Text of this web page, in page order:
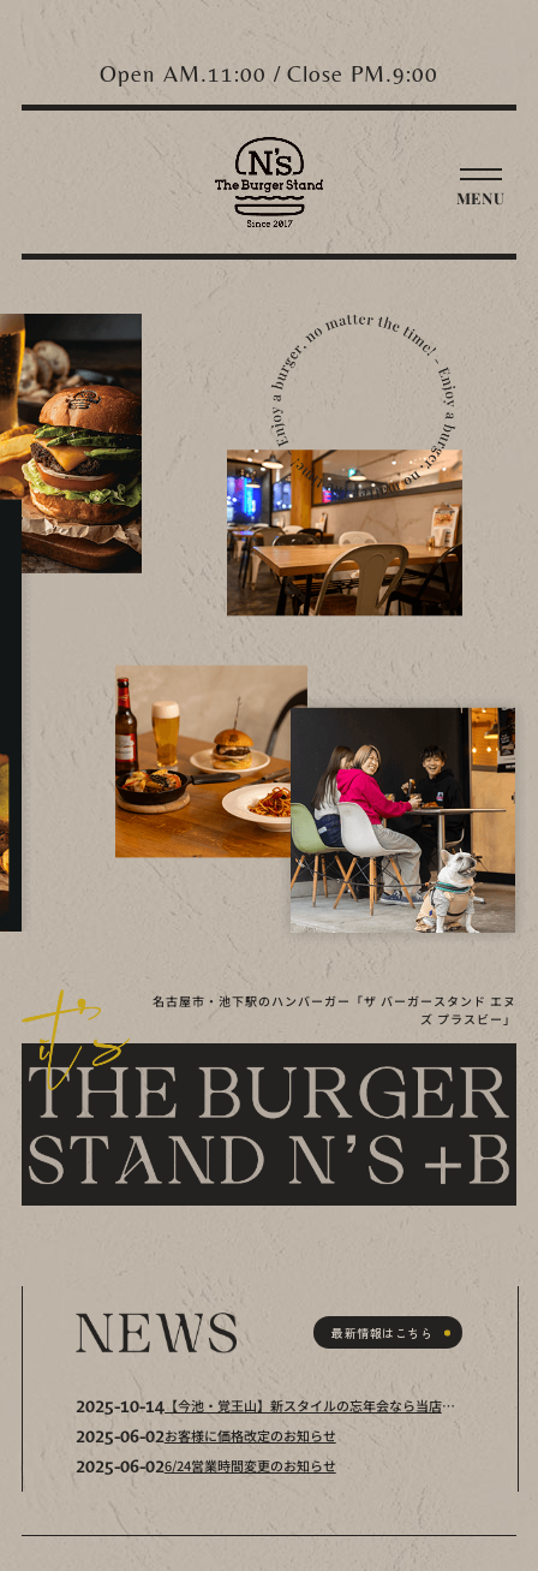
Open AM.11:00 / Close PM.9:00
名古屋市・池下駅のハンバーガー「ザ バーガースタンド エヌ
ズ プラスビー」
最新情報はこちら
2025-10-14 【今池・覚王山】新スタイルの忘年会なら当店へ【池下駅から好アクセス】
2025-06-02お客様に価格改定のお知らせ
2025-06-026/24営業時間変更のお知らせ